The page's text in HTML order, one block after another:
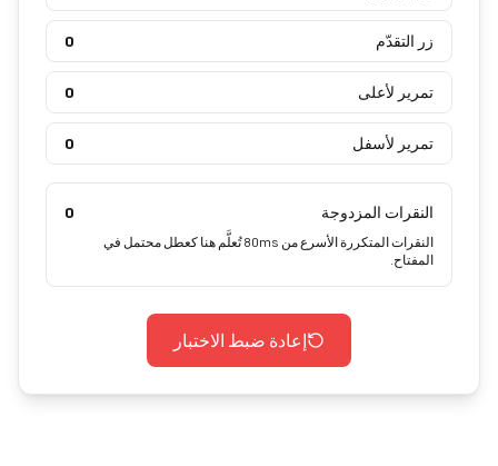
زر التقدّم 0
تمرير لأعلى 0
تمرير لأسفل 0
النقرات المزدوجة 0
النقرات المتكررة الأسرع من 80ms تُعلَّم هنا كعطل محتمل في
المفتاح.
إعادة ضبط الاختبار